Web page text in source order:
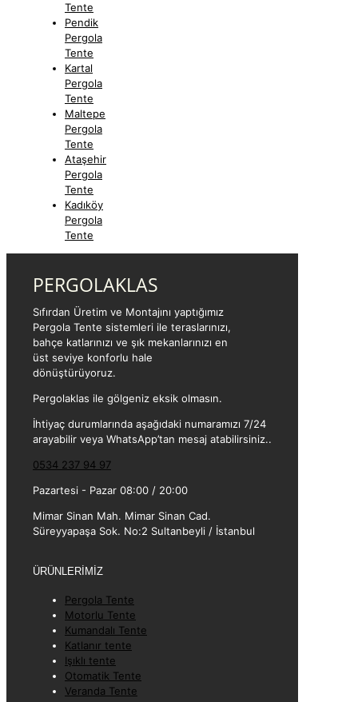
Tente
Pendik
Pergola
Tente
Kartal
Pergola
Tente
Maltepe
Pergola
Tente
Ataşehir
Pergola
Tente
Kadıköy
Pergola
Tente
PERGOLAKLAS
Sıfırdan Üretim ve Montajını yaptığımız
Pergola Tente sistemleri ile teraslarınızı,
bahçe katlarınızı ve şık mekanlarınızı en
üst seviye konforlu hale
dönüştürüyoruz.
Pergolaklas ile gölgeniz eksik olmasın.
İhtiyaç durumlarında aşağıdaki numaramızı 7/24
arayabilir veya WhatsApp’tan mesaj atabilirsiniz..
0534 237 94 97
Pazartesi - Pazar 08:00 / 20:00
Mimar Sinan Mah. Mimar Sinan Cad.
Süreyyapaşa Sok. No:2 Sultanbeyli / İstanbul
ÜRÜNLERİMİZ
Pergola Tente
Motorlu Tente
Kumandalı Tente
Katlanır tente
Işıklı tente
Otomatik Tente
Veranda Tente